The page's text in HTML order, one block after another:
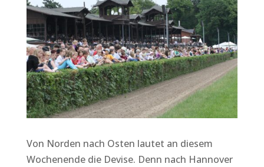
Von Norden nach Osten lautet an diesem
Wochenende die Devise. Denn nach Hannover